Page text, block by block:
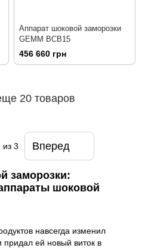
Аппарат шоковой заморозки
GEMM BCB15
456 660 грн
20 товаров
из 3 Вперед
заморозки:
шоковой
навсегда изменил
ей новый виток в